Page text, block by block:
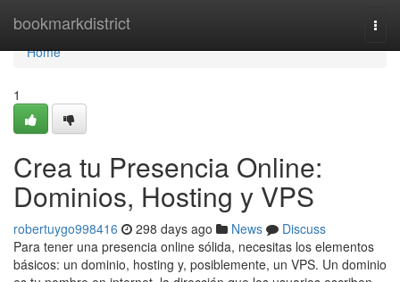
bookmarkdistrict
Home
Home
1
Crea tu Presencia Online:
Dominios, Hosting y VPS
robertuygo998416 298 days ago News
Discuss
Para tener una presencia online sólida, necesitas los elementos
básicos: un dominio, hosting y, posiblemente, un VPS. Un dominio